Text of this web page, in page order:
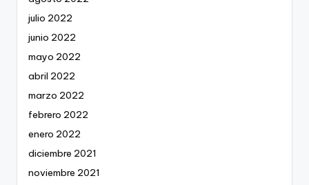
julio 2022
junio 2022
mayo 2022
abril 2022
marzo 2022
febrero 2022
enero 2022
diciembre 2021
noviembre 2021